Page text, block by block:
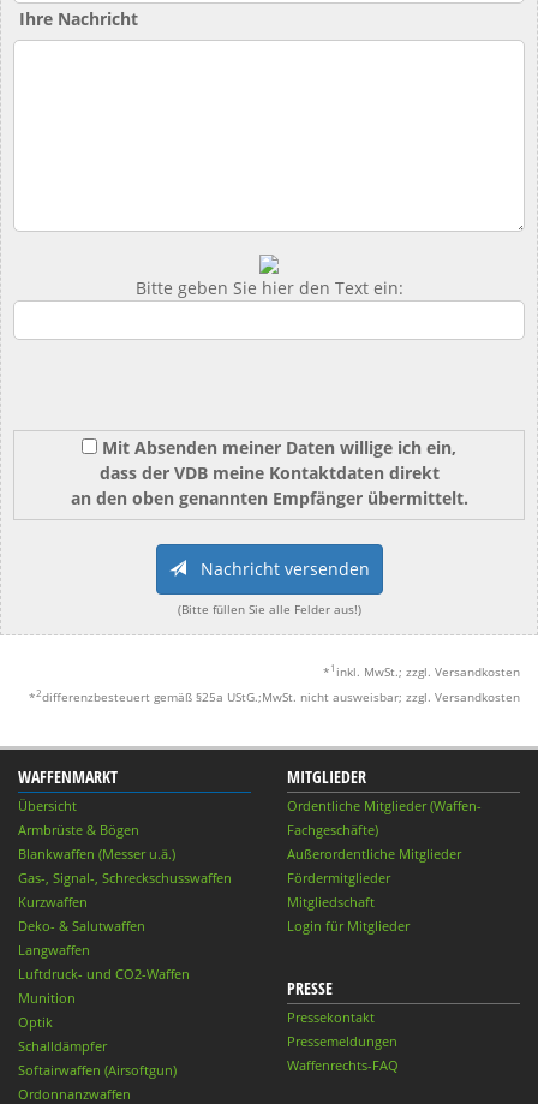
Ihre Nachricht
Bitte geben Sie hier den Text ein:
Mit Absenden meiner Daten willige ich ein,
dass der VDB meine Kontaktdaten direkt
an den oben genannten Empfänger übermittelt.
Nachricht versenden
(Bitte füllen Sie alle Felder aus!)
* 1 inkl. MwSt.; zzgl. Versandkosten
*2differenzbesteuert gemäß §25a UStG.;MwSt. nicht ausweisbar; zzgl. Versandkosten
WAFFENMARKT
Übersicht
Armbrüste & Bögen
Blankwaffen (Messer u.ä.)
Gas-, Signal-, Schreckschusswaffen
Kurzwaffen
Deko- & Salutwaffen
Langwaffen
Luftdruck- und CO2-Waffen
Munition
Optik
Schalldämpfer
Softairwaffen (Airsoftgun)
Ordonnanzwaffen
MITGLIEDER
Ordentliche Mitglieder (Waffen-
Fachgeschäfte)
Außerordentliche Mitglieder
Fördermitglieder
Mitgliedschaft
Login für Mitglieder
PRESSE
Pressekontakt
Pressemeldungen
Waffenrechts-FAQ